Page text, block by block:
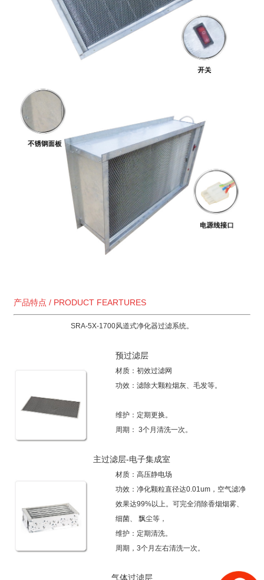
产品特点 / PRODUCT FEARTURES
SRA-5X-1700风道式净化器过滤系统。
预过滤层
材质：初效过滤网
功效：滤除大颗粒烟灰、毛发等。
维护：定期更换。
周期： 3个月清洗一次。
主过滤层-电子集成室
材质：高压静电场
功效：净化颗粒直径达0.01um，空气滤净
效果达99%以上。可完全消除香烟烟雾、
细菌、 飘尘等，
维护：定期清洗。
周期，3个月左右清洗一次。
气体过滤层